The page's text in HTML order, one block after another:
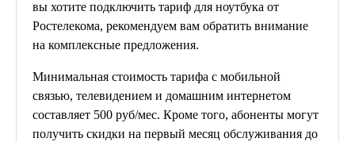
вы хотите подключить тариф для ноутбука от
Ростелекома, рекомендуем вам обратить внимание
на комплексные предложения.
Минимальная стоимость тарифа с мобильной
связью, телевидением и домашним интернетом
составляет 500 руб/мес. Кроме того, абоненты могут
получить скидки на первый месяц обслуживания до